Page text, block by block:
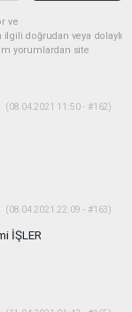
ve
doğrudan veya dolaylı
yorumlardan site
(08.04.2021 11:50 - #162)
(08.04.2021 22:09 - #163)
İŞLER